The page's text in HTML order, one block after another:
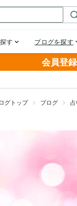
会員登
グトップ ブログ